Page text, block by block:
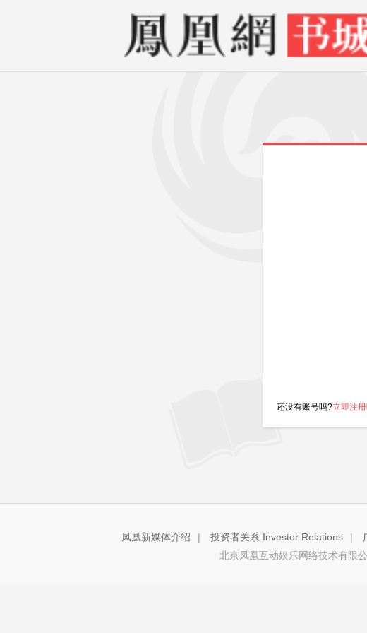
还没有账号吗?立即注
凤凰新媒体介绍 | 投资者关系 Investor Relations |
北京凤凰互动娱乐网络技术有限